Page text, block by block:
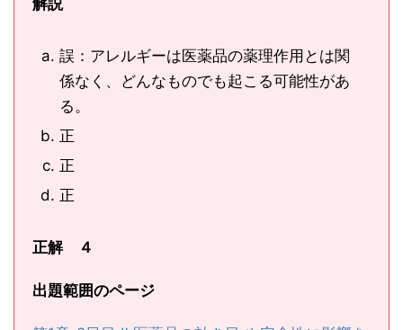
解説
誤：アレルギーは医薬品の薬理作用とは関
係なく、どんなものでも起こる可能性があ
る。
正
正
正
正解 ４
出題範囲のページ